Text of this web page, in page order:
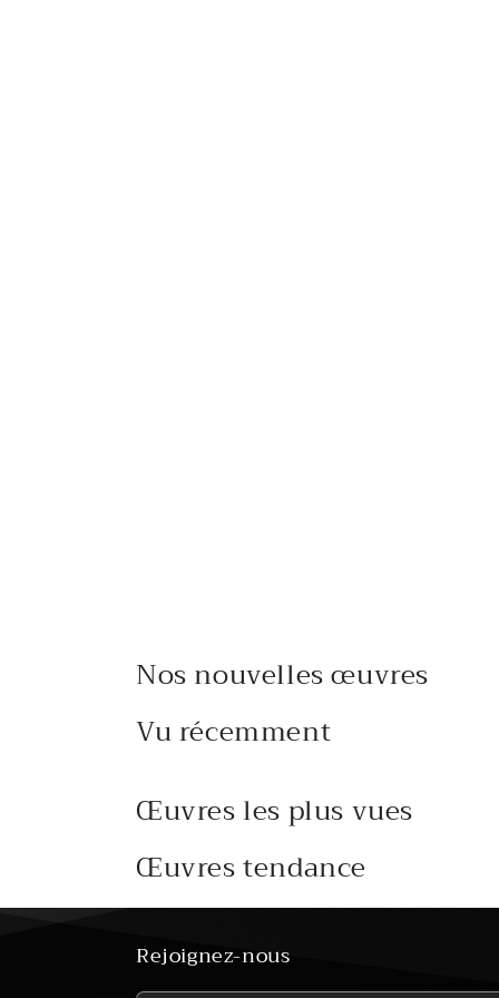
Nos nouvelles œuvres
Vu récemment
Œuvres les plus vues
Œuvres tendance
Rejoignez-nous